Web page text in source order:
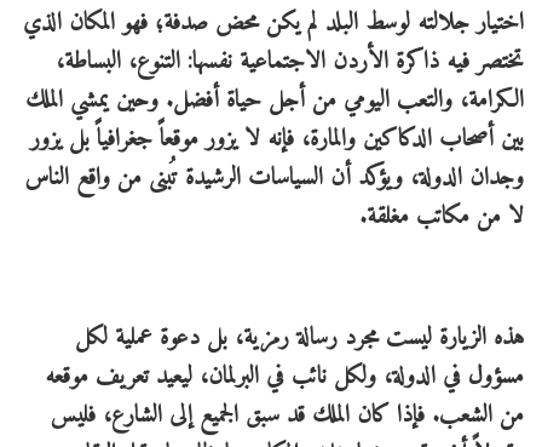
اختيار جلالته لوسط البلد لم يكن محض صدفة؛ فهو المكان الذي
تختصر فيه ذاكرة الأردن الاجتماعية نفسها: التنوع، البساطة،
الكرامة، والتعب اليومي من أجل حياة أفضل. وحين يمشي الملك
بين أصحاب الدكاكين والمارة، فإنه لا يزور موقعاً جغرافياً بل يزور
وجدان الدولة، ويؤكد أن السياسات الرشيدة تُبنى من واقع الناس
لا من مكاتب مغلقة.
هذه الزيارة ليست مجرد رسالة رمزية، بل دعوة عملية لكل
مسؤول في الدولة، ولكل نائب في البرلمان، ليعيد تعريف موقعه
من الشعب. فإذا كان الملك قد سبق الجميع إلى الشارع، فليس